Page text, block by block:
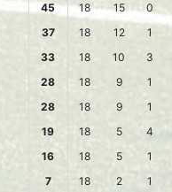
45 18 15 0
37 18 12 1
33 18 10 3
28 18 9 1
28 18 9 1
19 18 5 4
16 18 5 1
7 18 2 1